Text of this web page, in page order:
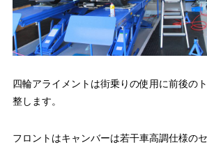
四輪アライメントは街乗りの使用に前後の
整します。
フロントはキャンバーは若干車高調仕様の